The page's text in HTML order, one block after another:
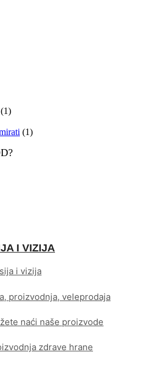
(1)
(1)
I VIZIJA
i vizija
proizvodnja, veleprodaja
naći naše proizvode
zdrave hrane